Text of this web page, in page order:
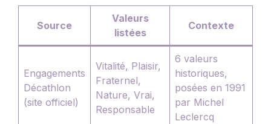
Source
Valeurs
listées
Contexte
Engagements
Décathlon
(site officiel)
Vitalité, Plaisir,
Fraternel,
Nature, Vrai,
Responsable
6 valeurs
historiques,
posées en 1991
par Michel
Leclercq